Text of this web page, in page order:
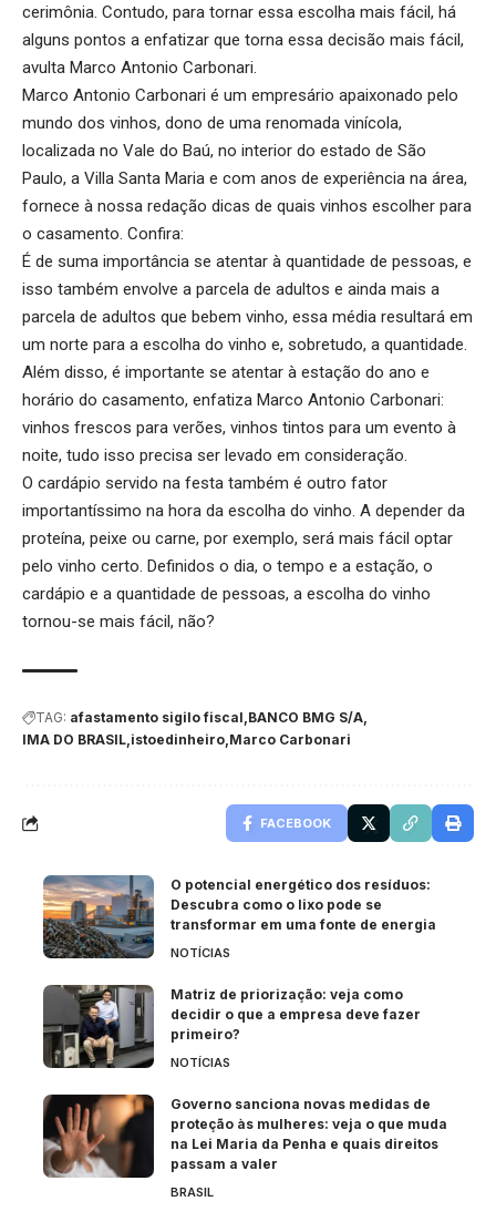
cerimônia. Contudo, para tornar essa escolha mais fácil, há
alguns pontos a enfatizar que torna essa decisão mais fácil,
avulta Marco Antonio Carbonari.
Marco Antonio Carbonari é um empresário apaixonado pelo
mundo dos vinhos, dono de uma renomada vinícola,
localizada no Vale do Baú, no interior do estado de São
Paulo, a Villa Santa Maria e com anos de experiência na área,
fornece à nossa redação dicas de quais vinhos escolher para
o casamento. Confira:
É de suma importância se atentar à quantidade de pessoas, e
isso também envolve a parcela de adultos e ainda mais a
parcela de adultos que bebem vinho, essa média resultará em
um norte para a escolha do vinho e, sobretudo, a quantidade.
Além disso, é importante se atentar à estação do ano e
horário do casamento, enfatiza Marco Antonio Carbonari:
vinhos frescos para verões, vinhos tintos para um evento à
noite, tudo isso precisa ser levado em consideração.
O cardápio servido na festa também é outro fator
importantíssimo na hora da escolha do vinho. A depender da
proteína, peixe ou carne, por exemplo, será mais fácil optar
pelo vinho certo. Definidos o dia, o tempo e a estação, o
cardápio e a quantidade de pessoas, a escolha do vinho
tornou-se mais fácil, não?
TAG: afastamento sigilo fiscal BANCO BMG S/A
IMA DO BRASIL istoedinheiro Marco Carbonari
FACEBOOK
O potencial energético dos resíduos:
Descubra como o lixo pode se
transformar em uma fonte de energia
NOTÍCIAS
Matriz de priorização: veja como
decidir o que a empresa deve fazer
primeiro?
NOTÍCIAS
Governo sanciona novas medidas de
proteção às mulheres: veja o que muda
na Lei Maria da Penha e quais direitos
passam a valer
BRASIL